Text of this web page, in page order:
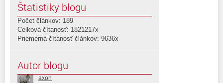
Štatistiky blogu
Počet článkov: 189
Celková čítanosť: 1821217x
Priemerná čítanosť článkov: 9636x
Autor blogu
axon